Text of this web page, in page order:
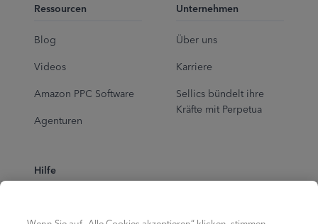
Ressourcen
Blog
Videos
Amazon PPC Software
Agenturen
Unternehmen
Über uns
Karriere
Sellics bündelt ihre
Kräfte mit Perpetua
Hilfe